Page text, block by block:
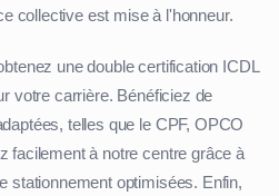
collective est mise à l'honneur.
une double certification ICDL
votre carrière. Bénéficiez de
telles que le CPF, OPCO
facilement à notre centre grâce à
stationnement optimisées. Enfin,